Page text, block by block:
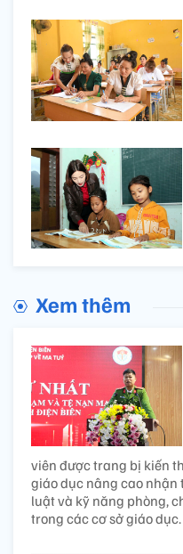
Xem thêm
viên được trang bị kiến
giáo dục nâng cao
luật và kỹ năng phòng,
trong các cơ sở giáo dục.